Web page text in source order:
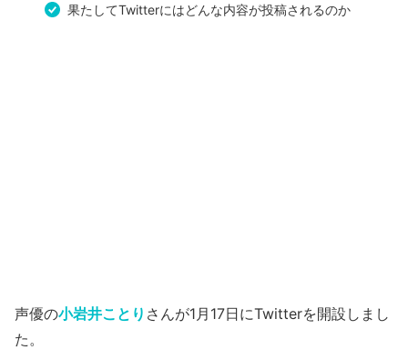
果たしてTwitterにはどんな内容が投稿されるのか
声優の小岩井ことり さんが1月17日にTwitterを開設しまし
た。